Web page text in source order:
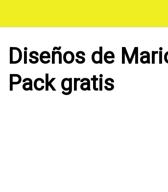
contenido
Diseños de
Pack gratis